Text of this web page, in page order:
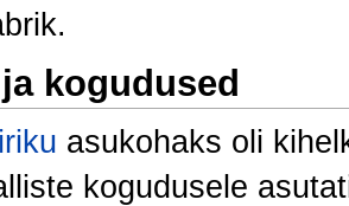
kogudused
asukohaks oli
kogudusele